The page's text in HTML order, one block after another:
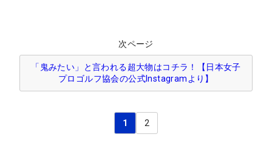
次ページ
「鬼みたい」と言われる超大物はコチラ！【日本女子
プロゴルフ協会の公式Instagramより】
1 2